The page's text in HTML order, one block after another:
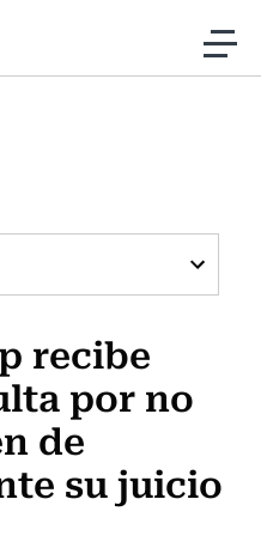
al contenido
recibe
por no
de
su juicio